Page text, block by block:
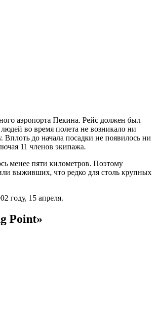
аэропорта Пекина. Рейс должен был
во время полета не возникало ни
Вплоть до начала посадки не появилось ни
11 членов экипажа.
менее пяти километров. Поэтому
выживших, что редко для столь крупных
году, 15 апреля.
Point»